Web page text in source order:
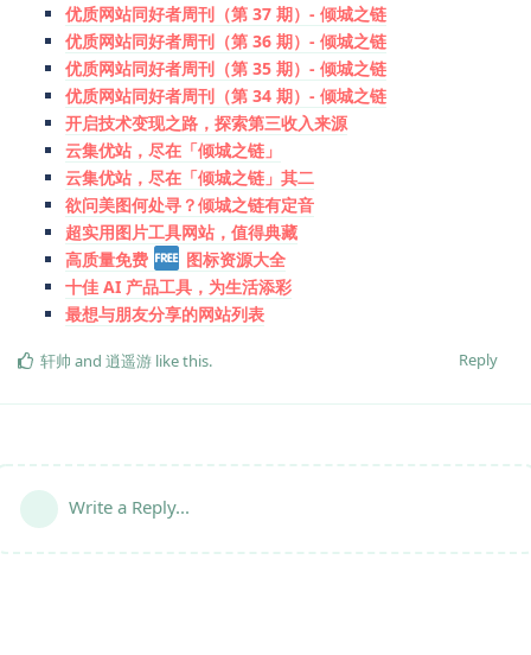
优质网站同好者周刊（第 37 期）- 倾城之链
优质网站同好者周刊（第 36 期）- 倾城之链
优质网站同好者周刊（第 35 期）- 倾城之链
优质网站同好者周刊（第 34 期）- 倾城之链
开启技术变现之路，探索第三收入来源
云集优站，尽在「倾城之链」
云集优站，尽在「倾城之链」其二
欲问美图何处寻？倾城之链有定音
超实用图片工具网站，值得典藏
高质量免费
图标资源大全
十佳 AI 产品工具，为生活添彩
最想与朋友分享的网站列表
Reply
轩帅 and 逍遥游 like this.
Write a Reply...